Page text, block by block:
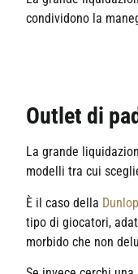
condividono la
Outlet di
La grande
modelli tra cui
È il caso della
tipo di giocatori,
morbido che non